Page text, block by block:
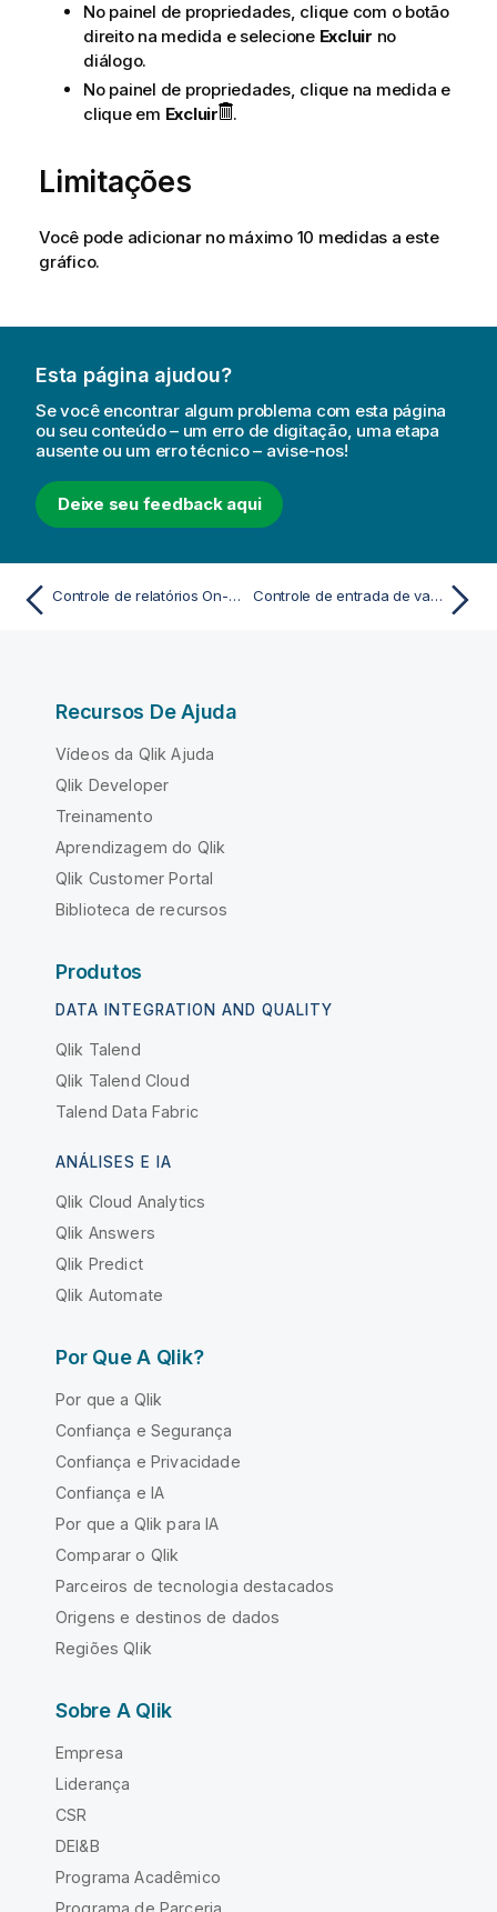
No painel de propriedades, clique com o botão
direito na medida e selecione Excluir no
diálogo.
No painel de propriedades, clique na medida e
clique em Excluir .
Limitações
Você pode adicionar no máximo 10 medidas a este
gráfico.
Esta página ajudou?
Se você encontrar algum problema com esta página
ou seu conteúdo – um erro de digitação, uma etapa
ausente ou um erro técnico – avise-nos!
Deixe seu feedback aqui
Controle de relatórios On-Demand Controle de entrada de variável
Recursos De Ajuda
Vídeos da Qlik Ajuda
Qlik Developer
Treinamento
Aprendizagem do Qlik
Qlik Customer Portal
Biblioteca de recursos
Produtos
DATA INTEGRATION AND QUALITY
Qlik Talend
Qlik Talend Cloud
Talend Data Fabric
ANÁLISES E IA
Qlik Cloud Analytics
Qlik Answers
Qlik Predict
Qlik Automate
Por Que A Qlik?
Por que a Qlik
Confiança e Segurança
Confiança e Privacidade
Confiança e IA
Por que a Qlik para IA
Comparar o Qlik
Parceiros de tecnologia destacados
Origens e destinos de dados
Regiões Qlik
Sobre A Qlik
Empresa
Liderança
CSR
DEI&B
Programa Acadêmico
Programa de Parceria